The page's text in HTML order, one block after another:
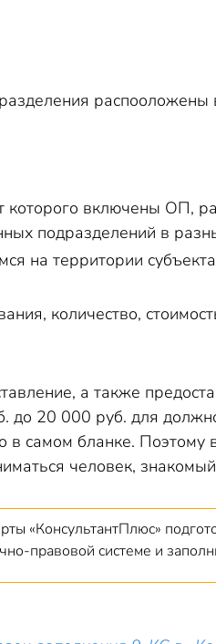
которого включены ОП,
подразделений в
на территории
количество,
а также
20 000 руб. для
самом бланке. Поэтому
человек, знакомый
«КонсультантПлюс»
правовой системе и